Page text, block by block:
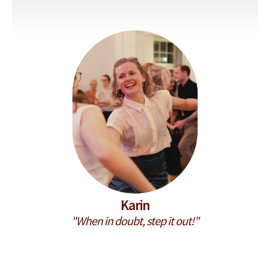
Karin
"When in doubt, step it out!"